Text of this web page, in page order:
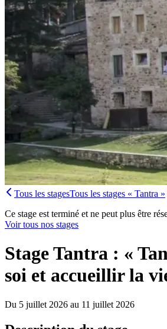
Tous les stagesTous les stages « Tantra »
Ce stage est terminé et ne peut plus être
Voir tous nos stages
Stage Tantra : «
soi et accueillir la
Du 5 juillet 2026 au 11 juillet 2026